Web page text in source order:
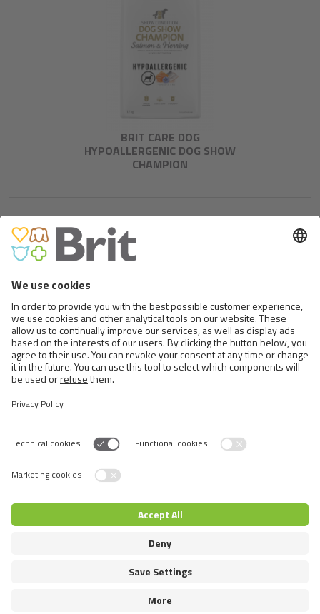
BRIT CARE DOG
HYPOALLERGENIC DOG SHOW
CHAMPION
BRIT PREMIUM BY NATURE
Switch language
© 2026 VAFO PRAHA s.r.o. Sva prava zadržana